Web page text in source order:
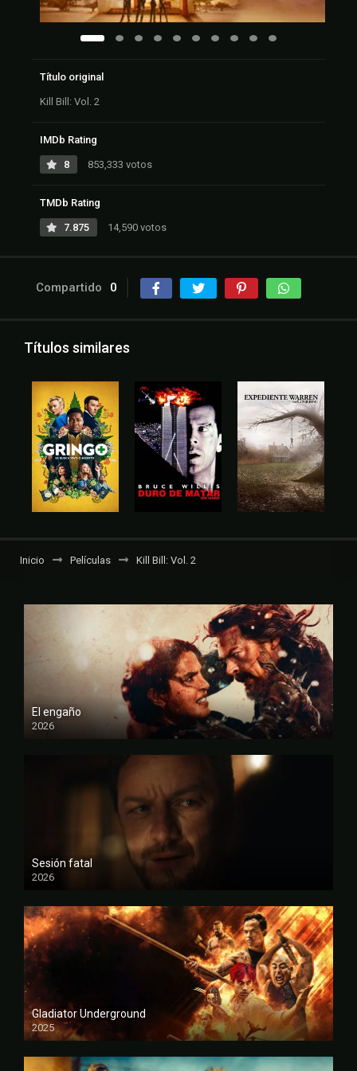
Título original
Kill Bill: Vol. 2
IMDb Rating
8 853,333 votos
TMDb Rating
7.875 14,590 votos
Compartido 0
Títulos similares
Inicio Películas Kill Bill: Vol. 2
El engaño
2026
FULL HD
Sesión fatal
2026
FULL HD
Gladiator Underground
2025
FULL HD